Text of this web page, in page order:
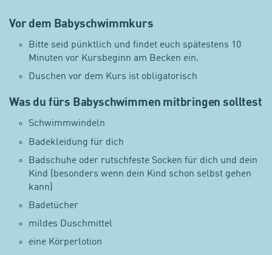
Vor dem Babyschwimmkurs
Bitte seid pünktlich und findet euch spätestens 10
Minuten vor Kursbeginn am Becken ein.
Duschen vor dem Kurs ist obligatorisch
Was du fürs Babyschwimmen mitbringen solltest
Schwimmwindeln
Badekleidung für dich
Badschuhe oder rutschfeste Socken für dich und dein
Kind (besonders wenn dein Kind schon selbst gehen
kann)
Badetücher
mildes Duschmittel
eine Körperlotion